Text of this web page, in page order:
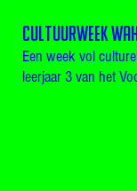
CULTUURWEEK
Een week vol
leerjaar 3 van het